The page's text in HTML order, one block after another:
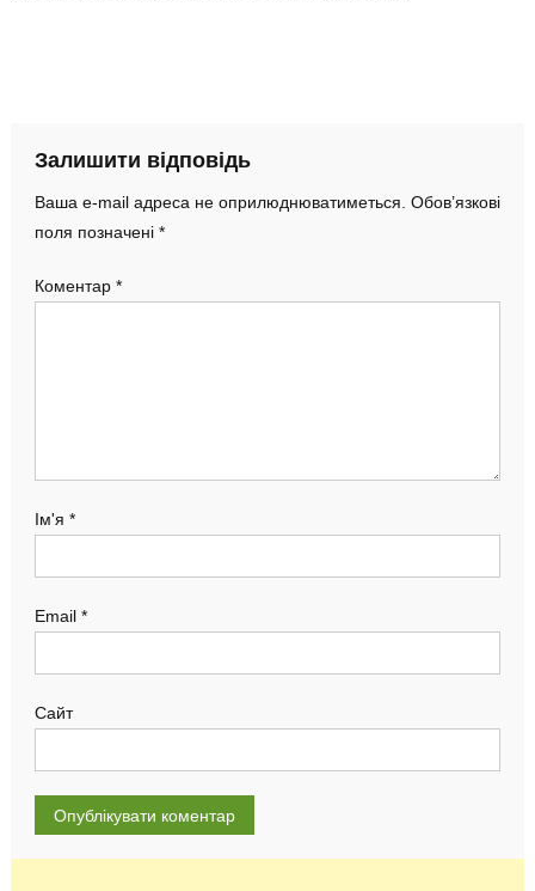
Залишити відповідь
Ваша e-mail адреса не оприлюднюватиметься. Обов’язкові
поля позначені *
Коментар *
Ім'я *
Email *
Сайт